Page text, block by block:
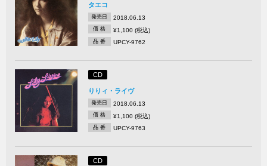
タエコ
発売日 2018.06.13
価 格 ¥1,100 (税込)
品 番 UPCY-9762
CD
りりィ・ライヴ
発売日 2018.06.13
価 格 ¥1,100 (税込)
品 番 UPCY-9763
CD